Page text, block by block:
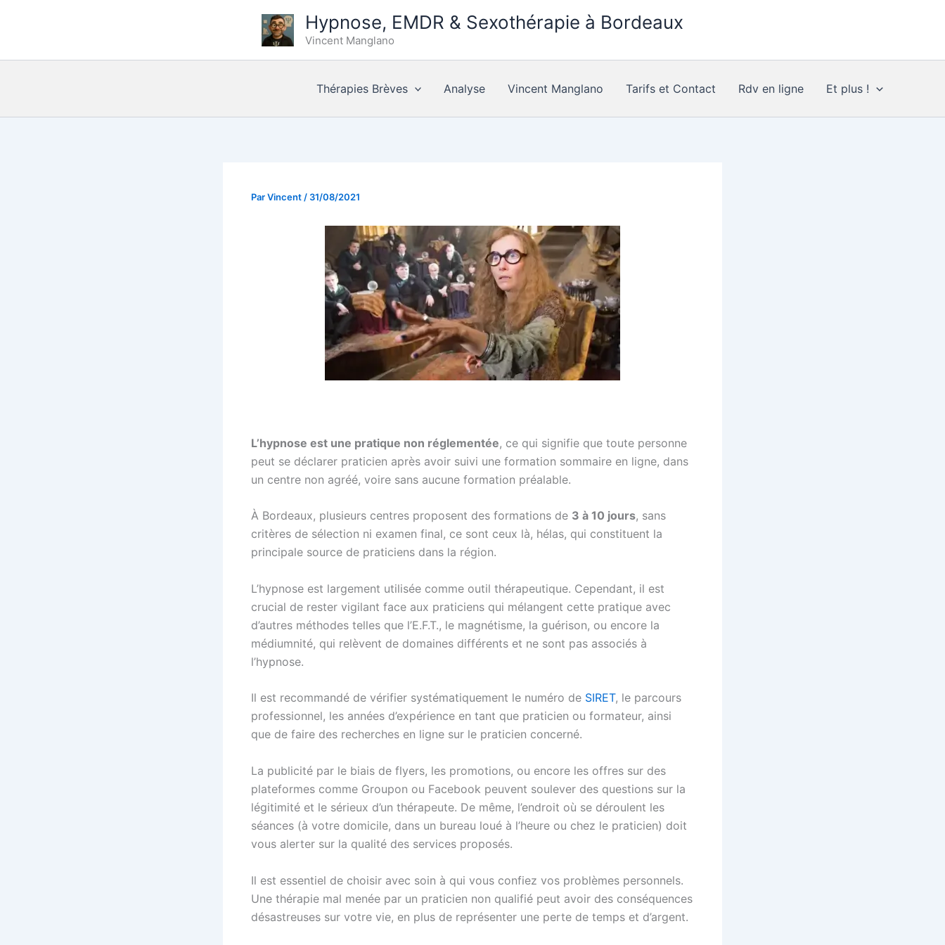
Hypnose, EMDR & Sexothérapie à Bordeaux
Vincent Manglano
Thérapies Brèves Analyse Vincent Manglano Tarifs et Contact Rdv en ligne Et plus !
ParVincent / 31/08/2021
L’hypnose est une pratique non réglementée, ce qui signifie que toute personne
peut se déclarer praticien après avoir suivi une formation sommaire en ligne, dans
un centre non agréé, voire sans aucune formation préalable.
À Bordeaux, plusieurs centres proposent des formations de 3 à 10 jours, sans
critères de sélection ni examen final, ce sont ceux là, hélas, qui constituent la
principale source de praticiens dans la région.
L’hypnose est largement utilisée comme outil thérapeutique. Cependant, il est
crucial de rester vigilant face aux praticiens qui mélangent cette pratique avec
d’autres méthodes telles que l’E.F.T., le magnétisme, la guérison, ou encore la
médiumnité, qui relèvent de domaines différents et ne sont pas associés à
l’hypnose.
Il est recommandé de vérifier systématiquement le numéro de SIRET, le parcours
professionnel, les années d’expérience en tant que praticien ou formateur, ainsi
que de faire des recherches en ligne sur le praticien concerné.
La publicité par le biais de flyers, les promotions, ou encore les offres sur des
plateformes comme Groupon ou Facebook peuvent soulever des questions sur la
légitimité et le sérieux d’un thérapeute. De même, l’endroit où se déroulent les
séances (à votre domicile, dans un bureau loué à l’heure ou chez le praticien) doit
vous alerter sur la qualité des services proposés.
Il est essentiel de choisir avec soin à qui vous confiez vos problèmes personnels.
Une thérapie mal menée par un praticien non qualifié peut avoir des conséquences
désastreuses sur votre vie, en plus de représenter une perte de temps et d’argent.